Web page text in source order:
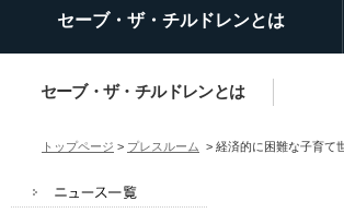
セーブ・ザ・チルドレンとは
セーブ・ザ・チルドレンとは
トップページ > プレスルーム > 経済的に困難な子育て